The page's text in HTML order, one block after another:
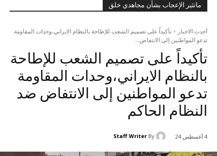
ماتثير الإعجاب بشأن مجاهدي خلق
أحدث الاخبار
تأکیداً علی تصميم الشعب للإطاحة بالنظام الایراني،وحدات المقاومة
تدعو المواطنين إلى الانتفاض...
تأکیداً علی تصميم الشعب للإطاحة
بالنظام الایراني،وحدات المقاومة
تدعو المواطنين إلى الانتفاض ضد
النظام الحاكم
4 أغسطس 24 By
Staff Writer